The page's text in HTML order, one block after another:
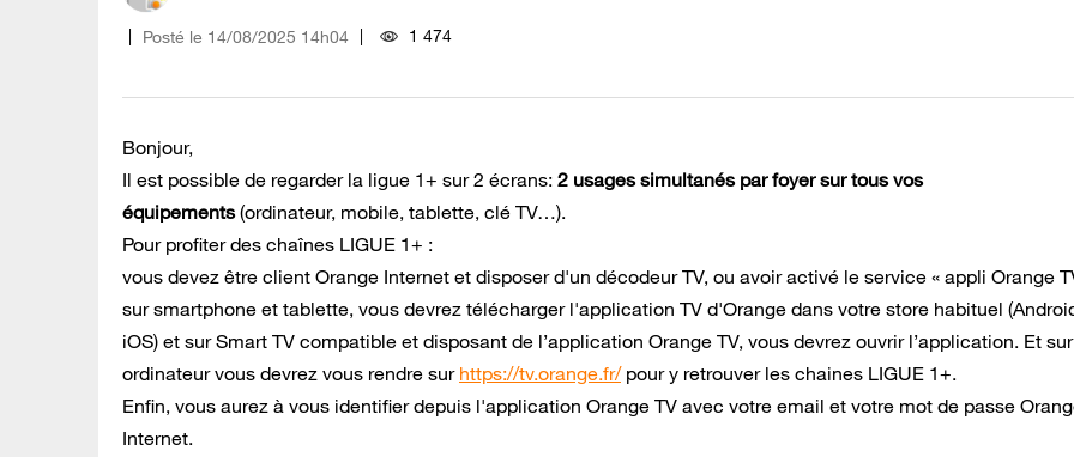
Posté le ‎14/08/2025 14h04 1 474
Bonjour,
Il est possible de regarder la ligue 1+ sur 2 écrans: 2 usages simultanés par foyer sur tous vos
équipements (ordinateur, mobile, tablette, clé TV…).
Pour profiter des chaînes LIGUE 1+ :
vous devez être client Orange Internet et disposer d'un décodeur TV, ou avoir activé le service « appli Orange
sur smartphone et tablette, vous devrez télécharger l'application TV d'Orange dans votre store habituel
iOS) et sur Smart TV compatible et disposant de l’application Orange TV, vous devrez ouvrir l’application. Et sur
ordinateur vous devrez vous rendre sur https://tv.orange.fr/ pour y retrouver les chaines LIGUE 1+.
Enfin, vous aurez à vous identifier depuis l'application Orange TV avec votre email et votre mot de passe
Internet.